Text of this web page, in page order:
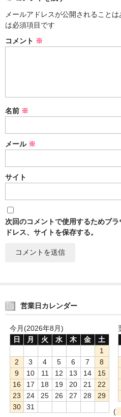
メールアドレスが公開されることは
は必須項目です
コメント ※
名前 ※
メール ※
サイト
次回のコメントで使用するためブ
ドレス、サイトを保存する。
営業日カレンダー
今月(2026年8月)
日
月 火 水 木 金
土
1
2
3 4 5 6 7
8
9
10 11 12 13 14
15
16
17 18 19 20 21
22
23
24 25 26 27 28
29
30
31
(